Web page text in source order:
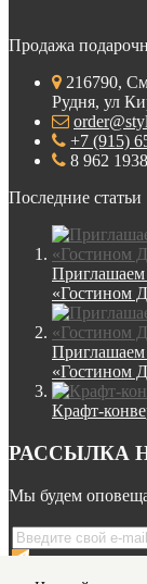
Продажа
216790,
Рудня, ул
+7 (915)
8 962
Последние статьи
Приглашаем
«Гостином
Приглашаем
«Гостином
Крафт-
РАССЫЛКА
Мы будем